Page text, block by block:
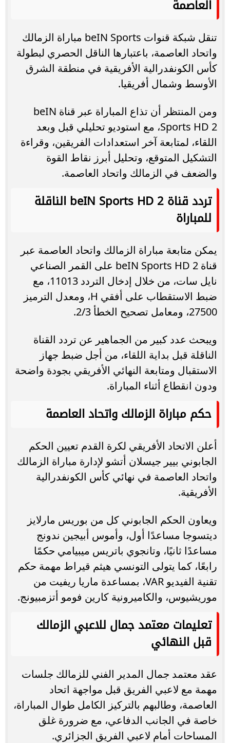
العاصمة
تنقل شبكة قنوات beIN Sports مباراة الزمالك
واتحاد العاصمة، باعتبارها الناقل الحصري لبطولة
كأس الكونفدرالية الأفريقية في منطقة الشرق
الأوسط وشمال أفريقيا.
ومن المنتظر أن تذاع المباراة عبر قناة beIN
Sports HD 2، مع استوديو تحليلي قبل وبعد
اللقاء، لمتابعة آخر استعدادات الفريقين، وقراءة
التشكيل المتوقع، وتحليل أبرز نقاط القوة
والضعف في الزمالك واتحاد العاصمة.
تردد قناة beIN Sports HD 2 الناقلة
للمباراة
يمكن متابعة مباراة الزمالك واتحاد العاصمة عبر
قناة beIN Sports HD 2 على القمر الصناعي
نايل سات، من خلال إدخال التردد 11013، مع
ضبط الاستقطاب على أفقي H، ومعدل الترميز
27500، ومعامل تصحيح الخطأ 2/3.
ويبحث عدد كبير من الجماهير عن تردد القناة
الناقلة قبل بداية اللقاء، من أجل ضبط جهاز
الاستقبال ومتابعة النهائي الأفريقي بجودة واضحة
ودون انقطاع أثناء المباراة.
حكم مباراة الزمالك واتحاد العاصمة
أعلن الاتحاد الأفريقي لكرة القدم تعيين الحكم
الجابوني بيير جيسلان أتشو لإدارة مباراة الزمالك
واتحاد العاصمة في نهائي كأس الكونفدرالية
الأفريقية.
ويعاون الحكم الجابوني كل من بوريس مارلايز
ديتسوجا مساعدًا أول، وأموس أبيجين ندونج
مساعدًا ثانيًا، وتانجوي باتريس ميبيامي حكمًا
رابعًا، كما يتولى التونسي هيثم قيراط مهمة حكم
تقنية الفيديو VAR، بمساعدة ماريا ريفيت من
موريشيوس، والكاميرونية كارين فومو أتزمبيونج.
تعليمات معتمد جمال للاعبي الزمالك
قبل النهائي
عقد معتمد جمال المدير الفني للزمالك جلسات
مهمة مع لاعبي الفريق قبل مواجهة اتحاد
العاصمة، وطالبهم بالتركيز الكامل طوال المباراة،
خاصة في الجانب الدفاعي، مع ضرورة غلق
المساحات أمام لاعبي الفريق الجزائري.